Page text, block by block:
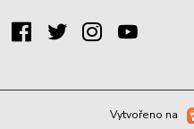
Vytvořeno na